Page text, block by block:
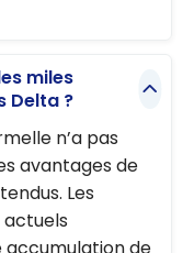
miles
Delta ?
n’a pas
avantages de
Les
de